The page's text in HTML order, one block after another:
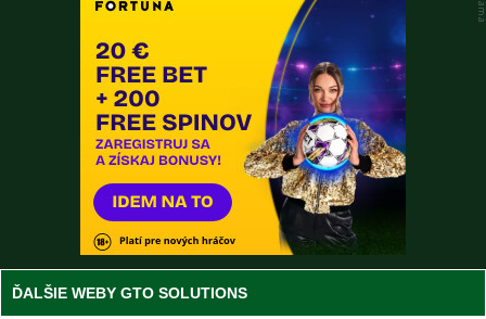
ĎALŠIE WEBY GTO SOLUTIONS